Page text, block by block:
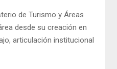
de Turismo y Áreas
desde su creación en
articulación institucional